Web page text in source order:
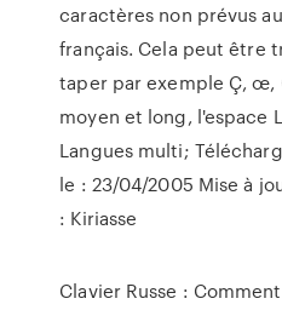
caractères non prévus
français. Cela peut être
taper par exemple Ç, œ,
moyen et long, l'espace
Langues multi;
le : 23/04/2005 Mise à
: Kiriasse
Clavier Russe :